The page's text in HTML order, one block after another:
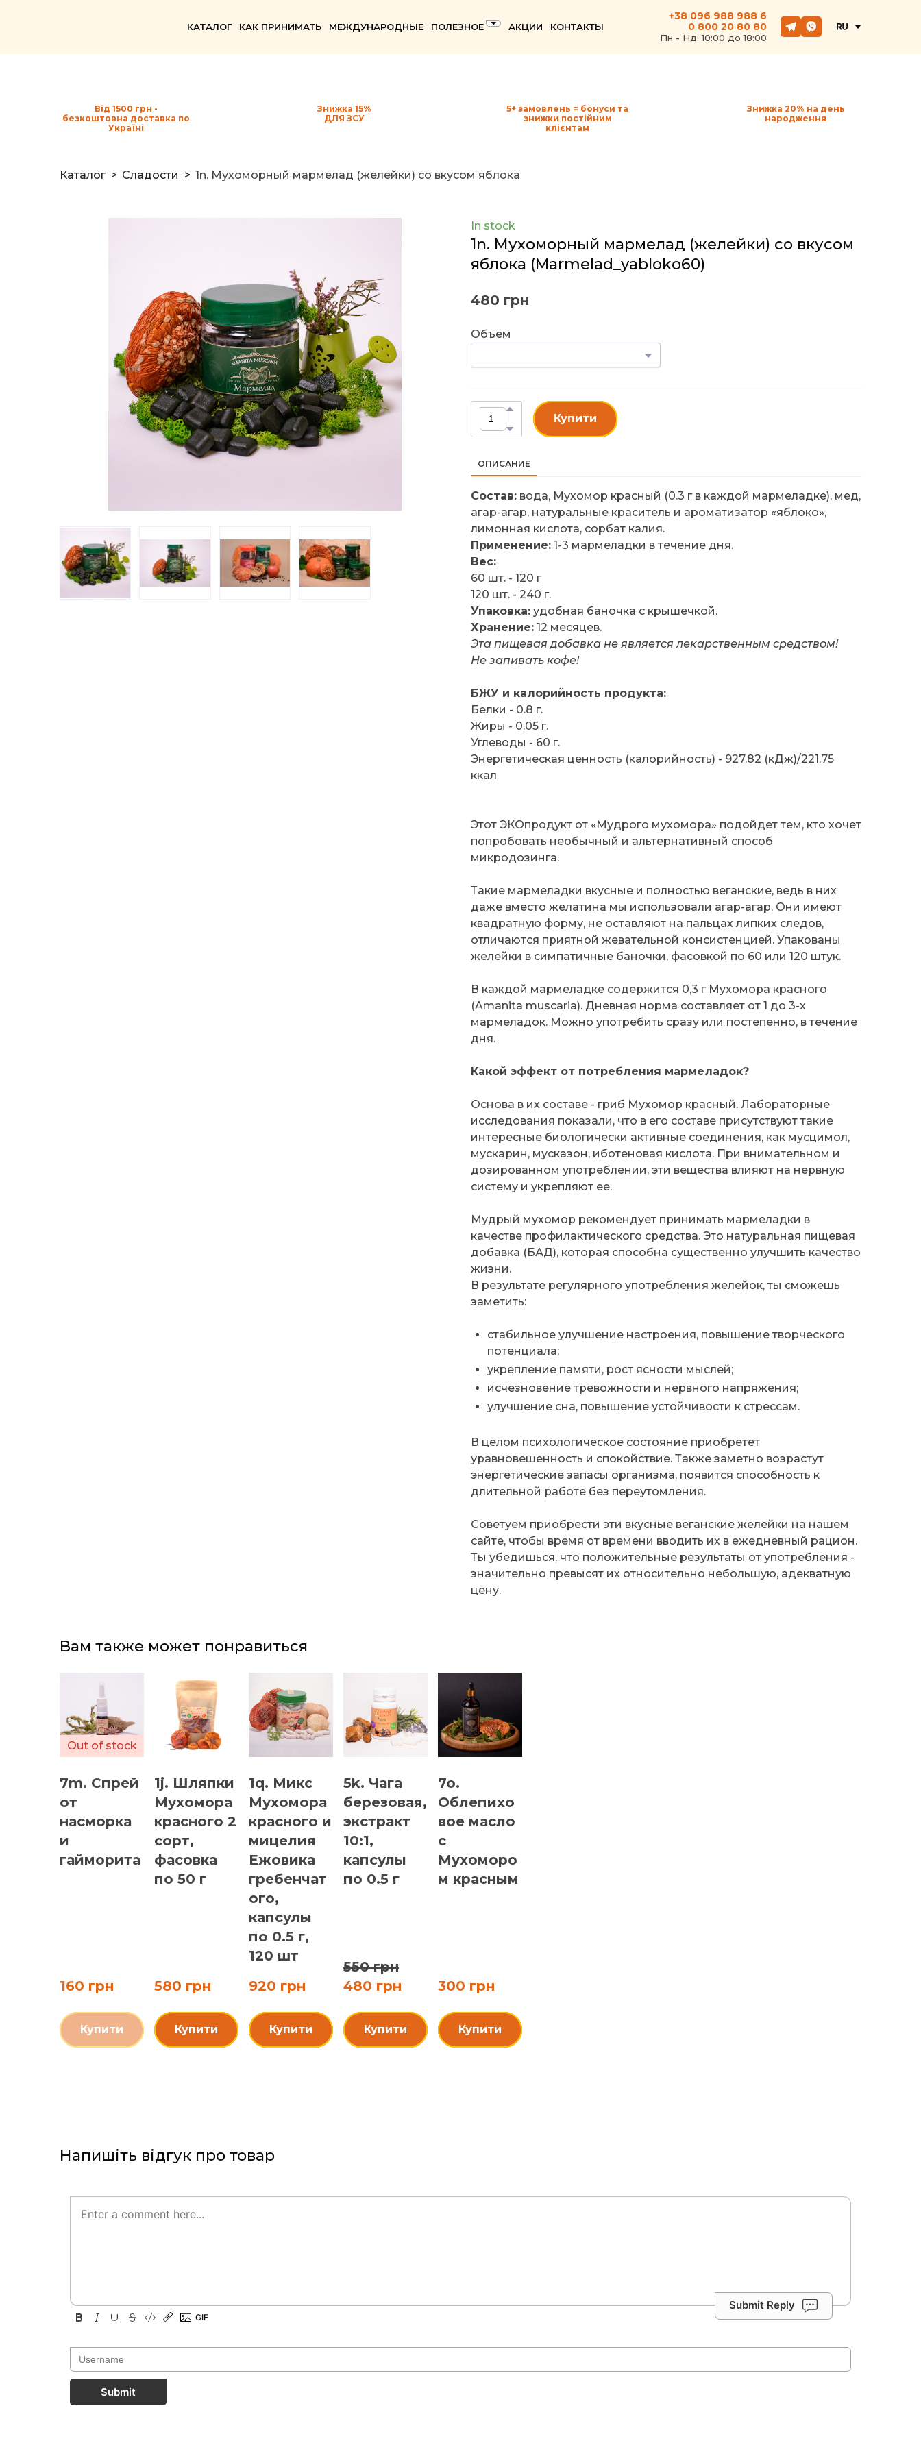
КАТАЛОГ КАК ПРИНИМАТЬ МЕЖДУНАРОДНЫЕ ПОЛЕЗНОЕ АКЦИИ КОНТАКТЫ
+38 096 988 988 6
0 800 20 80 80
Пн - Hд: 10:00 до 18:00
Знижка 15%
ДЛЯ ЗСУ
Від 1500 грн -
безкоштовна доставка по
Україні
5+ замовлень = бонуси та
знижки постійним
клієнтам
Знижка 20% на день
народження
Каталог Сладости 1n. Мухоморный мармелад (желейки) со вкусом яблока
In stock
1n. Мухоморный мармелад (желейки) со вкусом
яблока (Marmelad_yabloko60)
480 грн
Объем
Купити
ОПИСАНИЕ
Состав: вода, Мухомор красный (0.3 г в каждой мармеладке), мед,
агар-агар, натуральные краситель и ароматизатор «яблоко»,
лимонная кислота, сорбат калия.
Применение: 1-3 мармеладки в течение дня.
Вес:
60 шт. - 120 г
120 шт. - 240 г.
Упаковка: удобная баночка с крышечкой.
Хранение: 12 месяцев.
Эта пищевая добавка не является лекарственным средством!
Не запивать кофе!
БЖУ и калорийность продукта:
Белки - 0.8 г.
Жиры - 0.05 г.
Углеводы - 60 г.
Энергетическая ценность (калорийность) - 927.82 (кДж)/221.75
ккал
Этот ЭКОпродукт от «Мудрого мухомора» подойдет тем, кто хочет
попробовать необычный и альтернативный способ
микродозинга.
Такие мармеладки вкусные и полностью веганские, ведь в них
даже вместо желатина мы использовали агар-агар. Они имеют
квадратную форму, не оставляют на пальцах липких следов,
отличаются приятной жевательной консистенцией. Упакованы
желейки в симпатичные баночки, фасовкой по 60 или 120 штук.
В каждой мармеладке содержится 0,3 г Мухомора красного
(Amanita muscaria). Дневная норма составляет от 1 до 3-х
мармеладок. Можно употребить сразу или постепенно, в течение
дня.
Какой эффект от потребления мармеладок?
Основа в их составе - гриб Мухомор красный. Лабораторные
исследования показали, что в его составе присутствуют такие
интересные биологически активные соединения, как мусцимол,
мускарин, мусказон, иботеновая кислота. При внимательном и
дозированном употреблении, эти вещества влияют на нервную
систему и укрепляют ее.
Мудрый мухомор рекомендует принимать мармеладки в
качестве профилактического средства. Это натуральная пищевая
добавка (БАД), которая способна существенно улучшить качество
жизни.
В результате регулярного употребления желейок, ты сможешь
заметить:
стабильное улучшение настроения, повышение творческого
потенциала;
укрепление памяти, рост ясности мыслей;
исчезновение тревожности и нервного напряжения;
улучшение сна, повышение устойчивости к стрессам.
В целом психологическое состояние приобретет
уравновешенность и спокойствие. Также заметно возрастут
энергетические запасы организма, появится способность к
длительной работе без переутомления.
Советуем приобрести эти вкусные веганские желейки на нашем
сайте, чтобы время от времени вводить их в ежедневный рацион.
Ты убедишься, что положительные результаты от употребления -
значительно превысят их относительно небольшую, адекватную
цену.
Вам также может понравиться
Out of stock
7m. Спрей
от
насморка
и
гайморита
160 грн
Купити
1j. Шляпки
Мухомора
красного 2
сорт,
фасовка
по 50 г
580 грн
Купити
1q. Микс
Мухомора
красного и
мицелия
Ежовика
гребенчат
ого,
капсулы
по 0.5 г,
120 шт
920 грн
Купити
5k. Чага
березовая,
экстракт
10:1,
капсулы
по 0.5 г
550 грн
480 грн
Купити
7o.
Облепихо
вое масло
с
Мухоморо
м красным
300 грн
Купити
Напишіть відгук про товар
Submit Reply
Submit